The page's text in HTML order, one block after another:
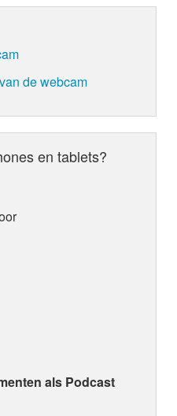
de webcam
en tablets?
als Podcast